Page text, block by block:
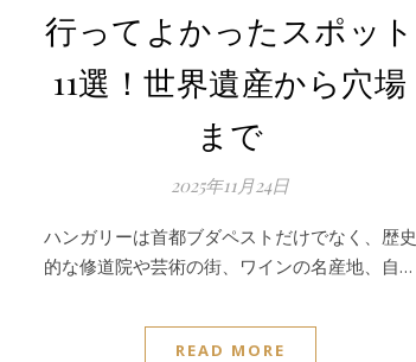
行ってよかったスポット
11選！世界遺産から穴場
まで
2025年11月24日
ハンガリーは首都ブダペストだけでなく、歴史
的な修道院や芸術の街、ワインの名産地、自…
READ MORE